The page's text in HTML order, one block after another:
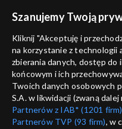
informacje o dostawcy
Szanujemy Twoją
Kliknij "Akceptuję i
na korzystanie z technologii
zbierania danych, dostęp do
końcowym i ich
Twoich danych osobowych
S.A. w likwidacji (zwaną dalej
Partnerów z IAB* (1201 firm)
Partnerów TVP (93 firm), w